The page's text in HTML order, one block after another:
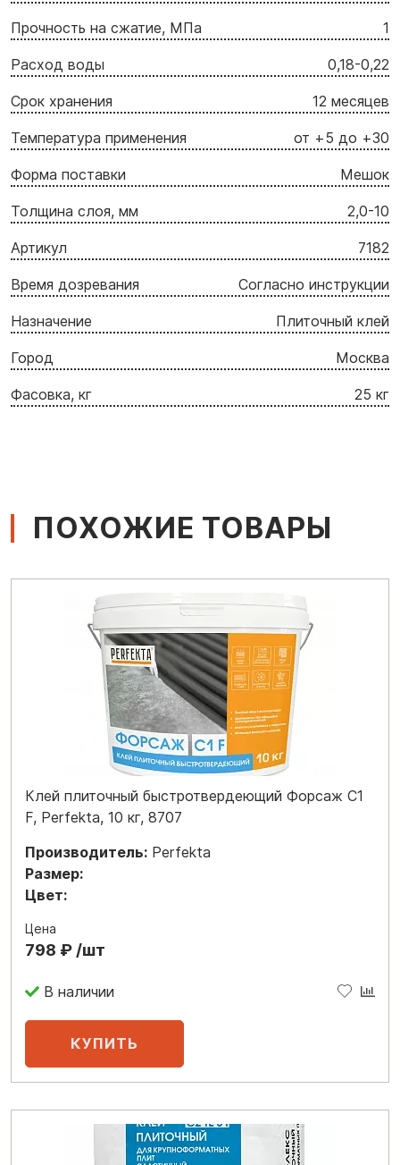
Прочность на сжатие, МПа 1
Расход воды 0,18-0,22
Срок хранения 12 месяцев
Температура применения от +5 до +30
Форма поставки Мешок
Толщина слоя, мм 2,0-10
Артикул 7182
Время дозревания Согласно инструкции
Назначение Плиточный клей
Город Москва
Фасовка, кг 25 кг
ПОХОЖИЕ ТОВАРЫ
Клей плиточный быстротвердеющий Форсаж C1
F, Perfekta, 10 кг, 8707
Производитель: Perfekta
Размер:
Цвет:
Цена
798 ₽ /шт
В наличии